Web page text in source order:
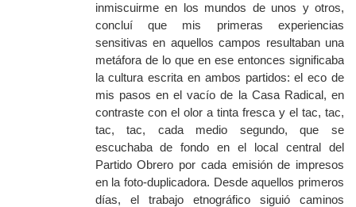
inmiscuirme en los mundos de unos y otros,
concluí que mis primeras experiencias
sensitivas en aquellos campos resultaban una
metáfora de lo que en ese entonces significaba
la cultura escrita en ambos partidos: el eco de
mis pasos en el vacío de la Casa Radical, en
contraste con el olor a tinta fresca y el tac, tac,
tac, tac, cada medio segundo, que se
escuchaba de fondo en el local central del
Partido Obrero por cada emisión de impresos
en la foto-duplicadora. Desde aquellos primeros
días, el trabajo etnográfico siguió caminos